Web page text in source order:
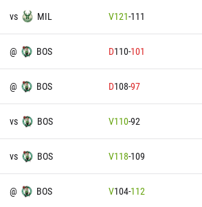
vs MIL V121-111
@ BOS D110-101
@ BOS D108-97
vs BOS V110-92
vs BOS V118-109
@ BOS V104-112